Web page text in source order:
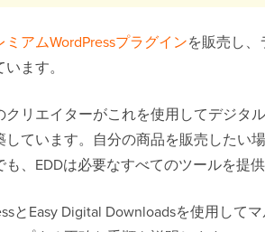
ミアムWordPressプラグインを販売し
ます。
クリエイターがこれを使用してデジタ
しています。自分の商品を販売したい
、EDDは必要なすべてのツールを提供
とEasy Digital Downloadsを使用して